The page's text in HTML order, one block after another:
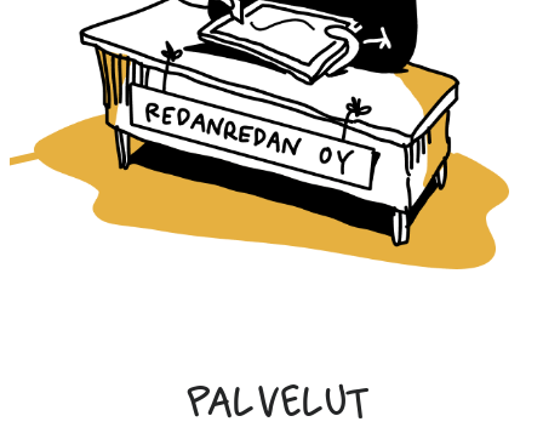
Palvelut